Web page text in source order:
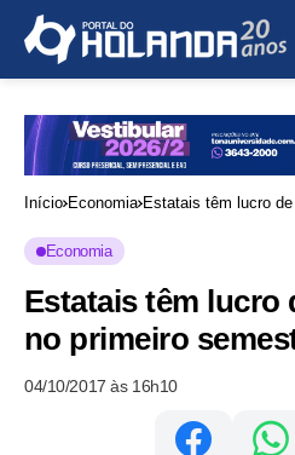
Início Economia Estatais têm lucro
Economia
Estatais têm lucro
no primeiro
04/10/2017 às 16h10